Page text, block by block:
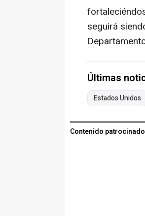
seguirá
Últimas
Estados Unidos
Contenido patrocinado